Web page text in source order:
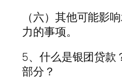
（六）其他可能影
力的事项。
5、什么是银团贷款
部分？